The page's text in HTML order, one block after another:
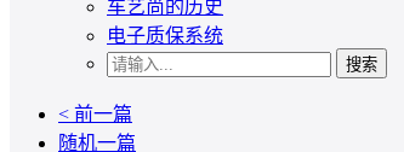
车艺尚的历史
电子质保系统
搜索
< 前一篇
随机一篇